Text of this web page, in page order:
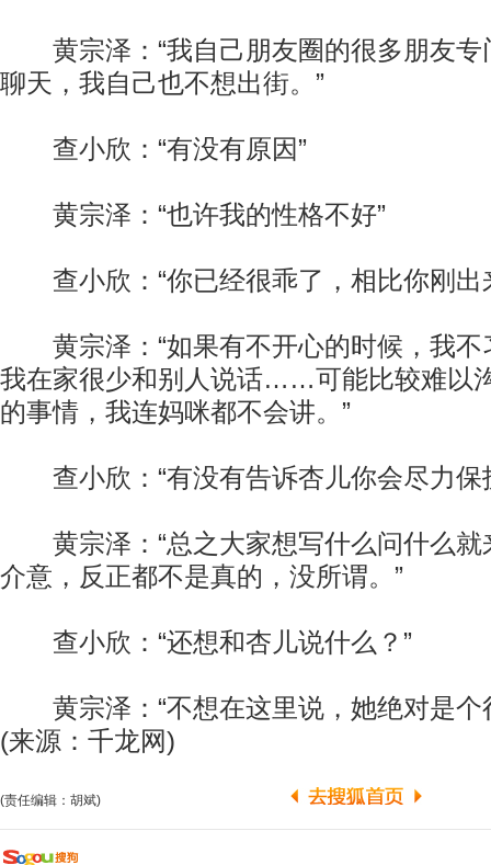
黄宗泽：“我自己朋友圈的很多朋友专
聊天，我自己也不想出街。”
查小欣：“有没有原因”
黄宗泽：“也许我的性格不好”
查小欣：“你已经很乖了，相比你刚出
黄宗泽：“如果有不开心的时候，我不
我在家很少和别人说话……可能比较难以
的事情，我连妈咪都不会讲。”
查小欣：“有没有告诉杏儿你会尽力保
黄宗泽：“总之大家想写什么问什么
介意，反正都不是真的，没所谓。”
查小欣：“还想和杏儿说什么？”
黄宗泽：“不想在这里说，她绝对是个
(来源：千龙网)
(责任编辑：胡斌)